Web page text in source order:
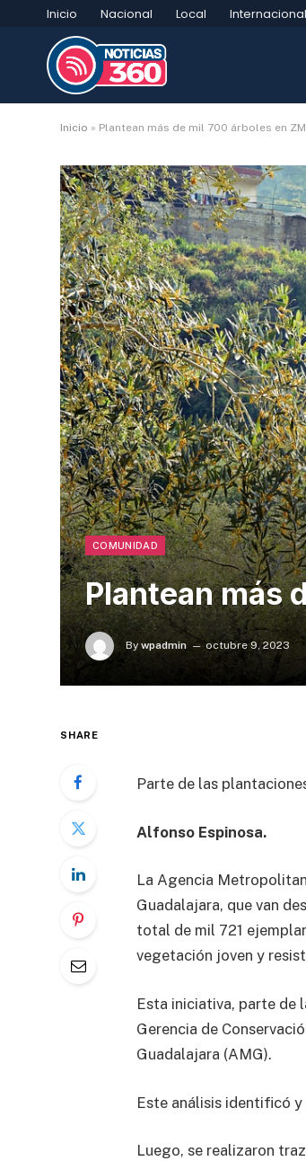
Inicio Nacional Local Internacional
Inicio » Plantean más de mil 700 árboles en
COMUNIDAD
Plantean más
By wpadmin octubre 9, 2023
SHARE
Parte de las
Alfonso Espinosa.
La Agencia
Guadalajara, que van
total de mil 721
vegetación joven y
Esta iniciativa, parte de
Gerencia de
Guadalajara (AMG).
Este análisis identificó
Luego, se realizaron